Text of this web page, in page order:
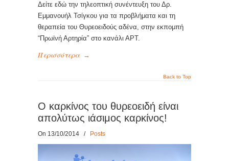
Δείτε εδώ την τηλεοπτική συνέντευξη του Δρ.
Εμμανουήλ Τσίγκου για τα προβλήματα και τη
θεραπεία του Θυρεοειδούς αδένα, στην εκπομπή
“Πρωϊνή Αρτηρία” στο κανάλι ΑΡΤ.
Περισσότερα →
Back to Top
Ο καρκίνος του θυρεοειδή είναι
απολύτως ιάσιμος καρκίνος!
On 13/10/2014 / Posts